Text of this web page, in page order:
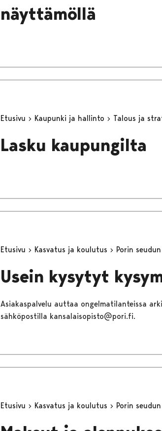
näyttämöllä
Etusivu Kaupunki ja hallinto Talous ja
Lasku kaupungilta
Etusivu Kasvatus ja koulutus Porin
Usein kysytyt
Asiakaspalvelu auttaa ongelmatilanteissa
sähköpostilla kansalaisopisto@pori.fi.
Etusivu Kasvatus ja koulutus Porin